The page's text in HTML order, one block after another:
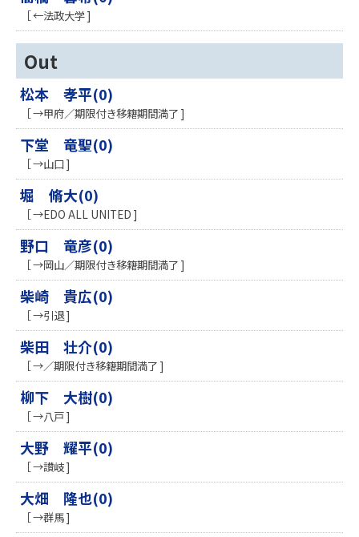
［ ←法政大学 ]
Out
松本 孝平(0)
［ →甲府／期限付き移籍期間満了 ]
下堂 竜聖(0)
［ →山口 ]
堀 脩大(0)
［ →EDO ALL UNITED ]
野口 竜彦(0)
［ →岡山／期限付き移籍期間満了 ]
柴崎 貴広(0)
［ →引退 ]
柴田 壮介(0)
［ →／期限付き移籍期間満了 ]
柳下 大樹(0)
［ →八戸 ]
大野 耀平(0)
［ →讃岐 ]
大畑 隆也(0)
［ →群馬 ]